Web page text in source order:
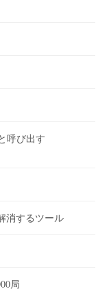
呼び出す
消するツール
局